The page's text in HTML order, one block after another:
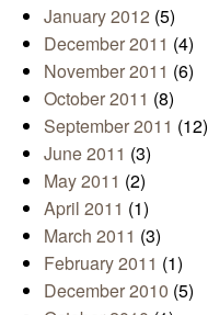
January 2012 (5)
December 2011 (4)
November 2011 (6)
October 2011 (8)
September 2011 (12)
June 2011 (3)
May 2011 (2)
April 2011 (1)
March 2011 (3)
February 2011 (1)
December 2010 (5)